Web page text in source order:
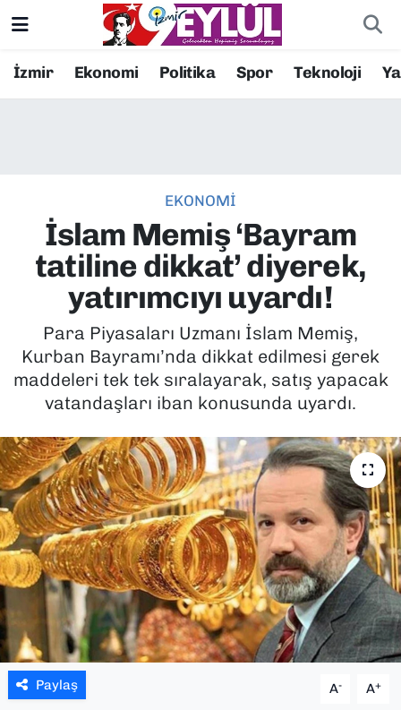
İzmir Ekonomi Politika Spor Teknoloji
EKONOMİ
İslam Memiş ‘Bayram
tatiline dikkat’ diyerek,
yatırımcıyı uyardı!
Para Piyasaları Uzmanı İslam Memiş,
Kurban Bayramı’nda dikkat edilmesi gerek
maddeleri tek tek sıralayarak, satış yapacak
vatandaşları iban konusunda uyardı.
Paylaş A- A+
Resmi İlanlar
EKONOMİ
KÜLTÜR SANAT
MAGAZİN
POLİTİKA
SAĞLIK
SPOR
TEKNOLOJİ
YAŞAM
YEREL YÖNETİMLER
Konak Nöbetçi Eczaneler
Süper Lig Puan Durumu ve Fikstür
Tüm Manşetler
Son Dakika Haberleri
Haber Arşivi